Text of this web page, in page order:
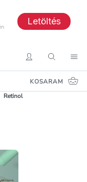
Letöltés
BelépésKeresés
KOSARAM
Retinol